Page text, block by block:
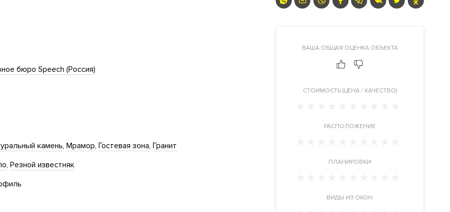
бюро Speech (Россия)
камень Мрамор Гостевая зона Гранит
Резной известняк
ВАША ОБЩАЯ ОЦЕНКА ОБЪЕКТА
CТОИМОСТЬ (ЦЕНА / КАЧЕСТВО)
РАСПОЛОЖЕНИЕ
ПЛАНИРОВКИ
ВИДЫ ИЗ ОКОН